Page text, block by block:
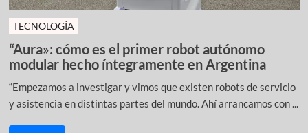
TECNOLOGÍA
“Aura»: cómo es el primer robot autónomo
modular hecho íntegramente en Argentina
“Empezamos a investigar y vimos que existen robots de servicio
y asistencia en distintas partes del mundo. Ahí arrancamos con ...